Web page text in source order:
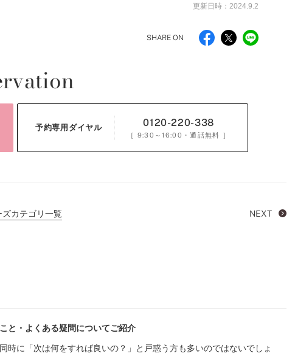
更新日時：2024.9.2
SHARE ON
予約専用ダイヤル 0120-220-338
［ 9:30～16:00 ・通話無料 ］
ズカテゴリ一覧 NEXT
と・よくある疑問についてご紹介
時に「次は何をすれば良いの？」と戸惑う方も多いのではないでしょ